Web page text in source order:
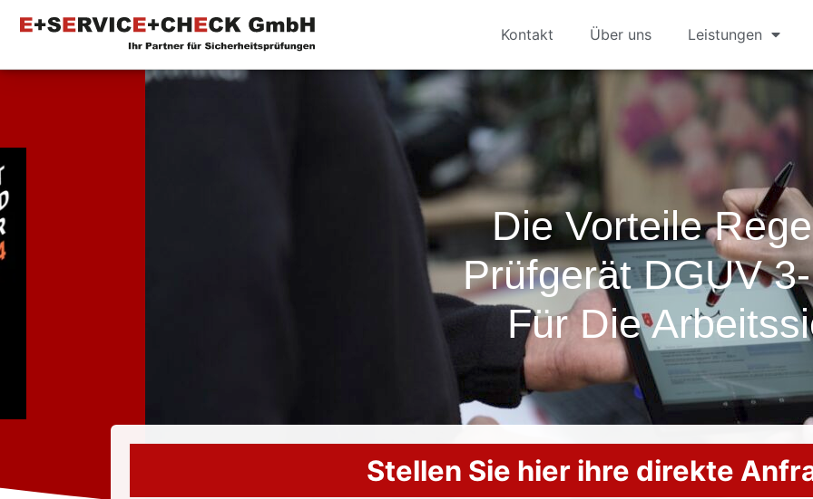
Kontakt Über uns Leistungen
Die Vorteile
Prüfgerät DGUV
Für Die
Stellen Sie hier ihre direkte